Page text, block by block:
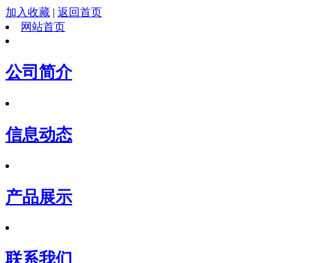
加入收藏 | 返回首页
网站首页
公司简介
信息动态
产品展示
联系我们